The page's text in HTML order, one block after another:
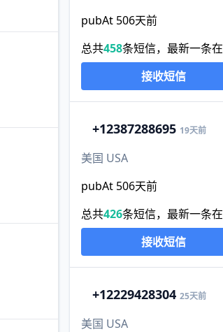
pubAt 506天前
总共458条短信，最新一条在
接收短信
+12387288695 19天前
美国 USA
pubAt 506天前
总共426条短信，最新一条在
接收短信
+12229428304 25天前
美国 USA